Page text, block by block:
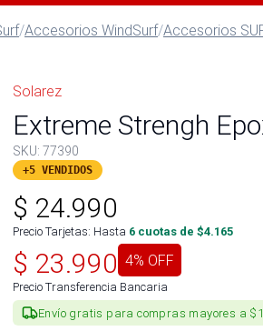
/Accesorios WindSurf/Accesorios
Solarez
Extreme Strengh
SKU: 77390
+5 VENDIDOS
$ 24.990
Precio Tarjetas: Hasta 6 cuotas de $4.165
$ 23.990 4% OFF
Precio Transferencia Bancaria
Envío gratis para compras mayores a